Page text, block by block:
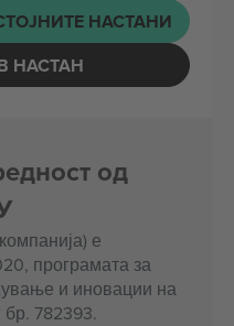
НАСТАНИ
НАСТАН
од
е
програмата за
и иновации на
бр. 782393.